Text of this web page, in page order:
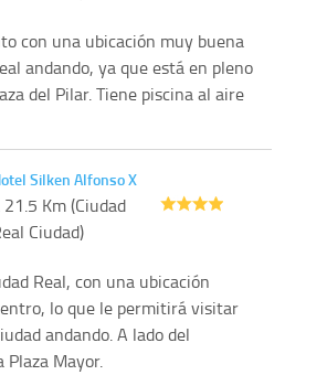
con una ubicación muy buena
andando, ya que está en pleno
del Pilar. Tiene piscina al aire
Silken Alfonso X
21.5 Km (Ciudad
Ciudad)
Real, con una ubicación
lo que le permitirá visitar
andando. A lado del
Mayor.